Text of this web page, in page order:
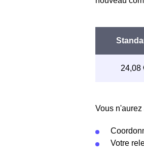
Vous
Votre